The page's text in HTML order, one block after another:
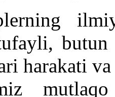
harakati